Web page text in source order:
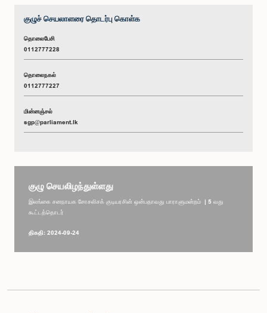
குழுச் செயலாளரை தொடர்பு கொள்க
தொலைபேசி
0112777228
தொலைநகல்
0112777227
மின்னஞ்சல்
sgp@parliament.lk
குழு செயலிழந்துள்ளது
இலங்கை சனநாயக சோசலிசக் குடியரசின் ஒன்பதாவது பாராளுமன்றம் | 5 வது
கூட்டத்தொடர்
திகதி: 2024-09-24